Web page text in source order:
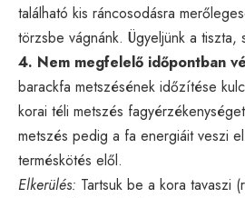
található kis ráncosodásra
törzsbe vágnánk. Ügyeljünk a tiszta,
4. Nem megfelelő időpontban
barackfa metszésének időzítése
korai téli metszés
metszés pedig a fa energiáit veszi
terméskötés elől.
Elkerülés: Tartsuk be a kora tavaszi